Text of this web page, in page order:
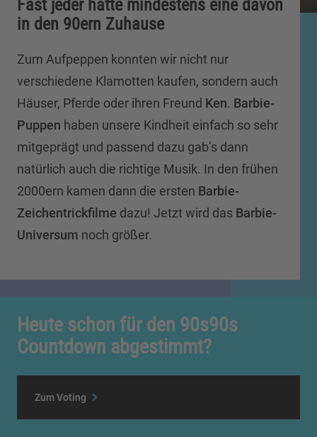
Fast jeder hatte mindestens eine davon
in den 90ern Zuhause
Zum Aufpeppen konnten wir nicht nur
verschiedene Klamotten kaufen, sondern auch
Häuser, Pferde oder ihren Freund Ken. Barbie-
Puppen haben unsere Kindheit einfach so sehr
mitgeprägt und passend dazu gab’s dann
natürlich auch die richtige Musik. In den frühen
2000ern kamen dann die ersten Barbie-
Zeichentrickfilme dazu! Jetzt wird das Barbie-
Universum noch größer.
Heute schon für den 90s90s
Countdown abgestimmt?
Zum Voting